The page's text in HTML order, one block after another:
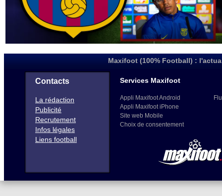
Maxifoot (100% Football) :
Contacts
La rédaction
Publicité
Recrutement
Infos légales
Liens football
Services Maxifoot
Appli Maxifoot Android
Appli Maxifoot iPhone
Site web Mobile
Choix de consentement